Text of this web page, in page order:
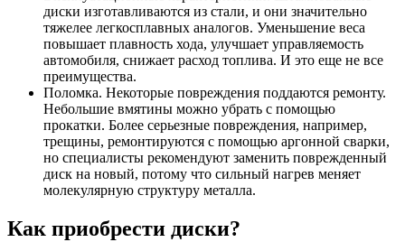
диски изготавливаются из стали, и они значительно
тяжелее легкосплавных аналогов. Уменьшение веса
повышает плавность хода, улучшает управляемость
автомобиля, снижает расход топлива. И это еще не все
преимущества.
Поломка. Некоторые повреждения поддаются ремонту.
Небольшие вмятины можно убрать с помощью
прокатки. Более серьезные повреждения, например,
трещины, ремонтируются с помощью аргонной сварки,
но специалисты рекомендуют заменить поврежденный
диск на новый, потому что сильный нагрев меняет
молекулярную структуру металла.
Как приобрести диски?